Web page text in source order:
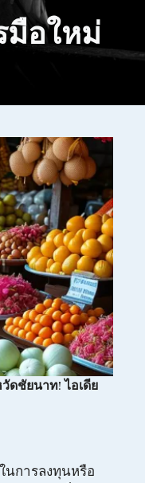
มือใหม่
ดชัยนาท! ไอเดีย
นการลงทุนหรือ